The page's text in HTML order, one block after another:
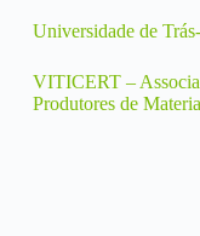
Universidade de
VITICERT –
Produtores de